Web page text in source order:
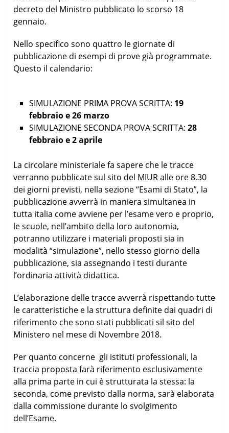
decreto del Ministro pubblicato lo scorso 18
gennaio.
Nello specifico sono quattro le giornate di
pubblicazione di esempi di prove già programmate.
Questo il calendario:
SIMULAZIONE PRIMA PROVA SCRITTA: 19
febbraio e 26 marzo
SIMULAZIONE SECONDA PROVA SCRITTA: 28
febbraio e 2 aprile
La circolare ministeriale fa sapere che le tracce
verranno pubblicate sul sito del MIUR alle ore 8.30
dei giorni previsti, nella sezione “Esami di Stato”, la
pubblicazione avverrà in maniera simultanea in
tutta italia come avviene per l’esame vero e proprio,
le scuole, nell’ambito della loro autonomia,
potranno utilizzare i materiali proposti sia in
modalità “simulazione”, nello stesso giorno della
pubblicazione, sia assegnando i testi durante
l’ordinaria attività didattica.
L’elaborazione delle tracce avverrà rispettando tutte
le caratteristiche e la struttura definite dai quadri di
riferimento che sono stati pubblicati sil sito del
Ministero nel mese di Novembre 2018.
Per quanto concerne gli istituti professionali, la
traccia proposta farà riferimento esclusivamente
alla prima parte in cui è strutturata la stessa: la
seconda, come previsto dalla norma, sarà elaborata
dalla commissione durante lo svolgimento
dell’Esame.